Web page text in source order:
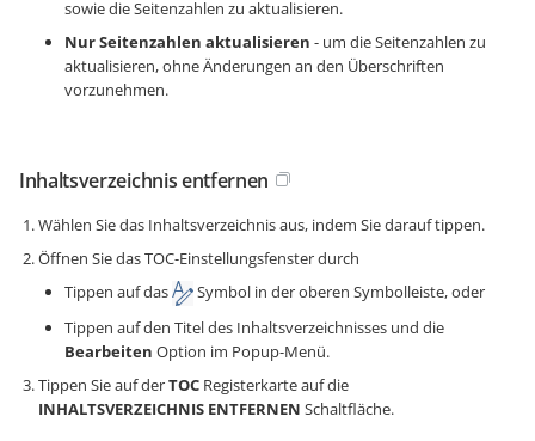
sowie die Seitenzahlen zu aktualisieren.
Nur Seitenzahlen aktualisieren - um die Seitenzahlen zu
aktualisieren, ohne Änderungen an den Überschriften
vorzunehmen.
Inhaltsverzeichnis entfernen
Wählen Sie das Inhaltsverzeichnis aus, indem Sie darauf tippen.
Öffnen Sie das TOC-Einstellungsfenster durch
Tippen auf das
Symbol in der oberen Symbolleiste, oder
Tippen auf den Titel des Inhaltsverzeichnisses und die
Bearbeiten Option im Popup-Menü.
Tippen Sie auf derTOC Registerkarte auf die
INHALTSVERZEICHNIS ENTFERNEN Schaltfläche.